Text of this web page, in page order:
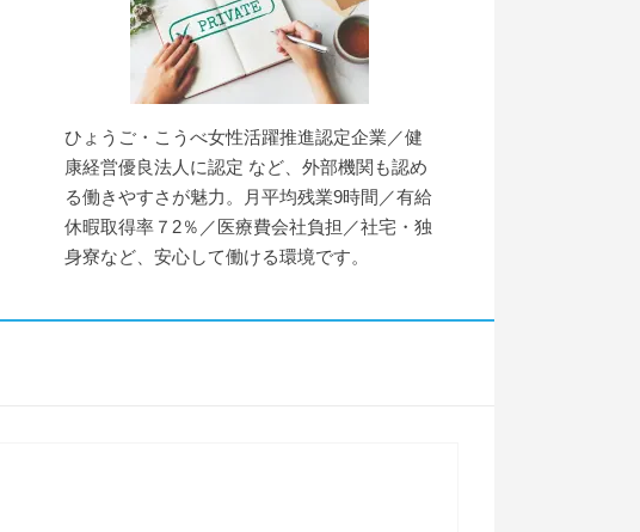
ひょうご・こうべ女性活躍推進認定企業／健
康経営優良法人に認定 など、外部機関も認め
る働きやすさが魅力。月平均残業9時間／有給
休暇取得率７2％／医療費会社負担／社宅・独
身寮など、安心して働ける環境です。